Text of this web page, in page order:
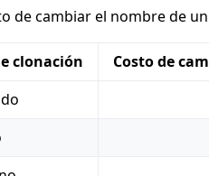
de cambiar el nombre de
clonación
Costo de